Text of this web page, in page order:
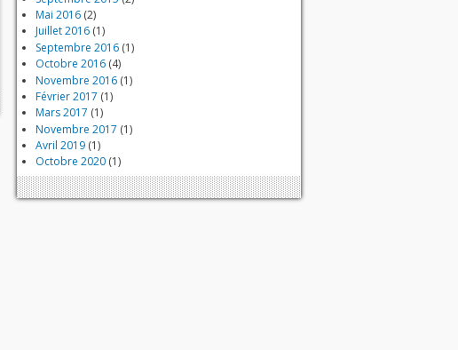
Mai 2016 (2)
Juillet 2016 (1)
Septembre 2016 (1)
Octobre 2016 (4)
Novembre 2016 (1)
Février 2017 (1)
Mars 2017 (1)
Novembre 2017 (1)
Avril 2019 (1)
Octobre 2020 (1)